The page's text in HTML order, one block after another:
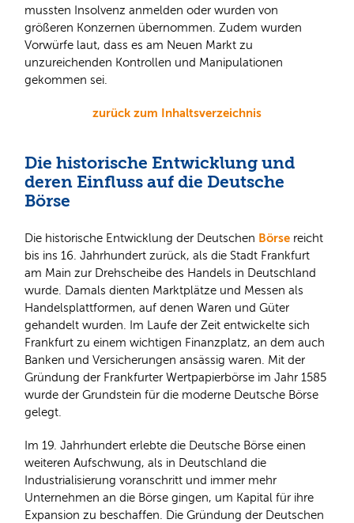
mussten Insolvenz anmelden oder wurden von
größeren Konzernen übernommen. Zudem wurden
Vorwürfe laut, dass es am Neuen Markt zu
unzureichenden Kontrollen und Manipulationen
gekommen sei.
zurück zum Inhaltsverzeichnis
Die historische Entwicklung und
deren Einfluss auf die Deutsche
Börse
Die historische Entwicklung der Deutschen Börse reicht
bis ins 16. Jahrhundert zurück, als die Stadt Frankfurt
am Main zur Drehscheibe des Handels in Deutschland
wurde. Damals dienten Marktplätze und Messen als
Handelsplattformen, auf denen Waren und Güter
gehandelt wurden. Im Laufe der Zeit entwickelte sich
Frankfurt zu einem wichtigen Finanzplatz, an dem auch
Banken und Versicherungen ansässig waren. Mit der
Gründung der Frankfurter Wertpapierbörse im Jahr 1585
wurde der Grundstein für die moderne Deutsche Börse
gelegt.
Im 19. Jahrhundert erlebte die Deutsche Börse einen
weiteren Aufschwung, als in Deutschland die
Industrialisierung voranschritt und immer mehr
Unternehmen an die Börse gingen, um Kapital für ihre
Expansion zu beschaffen. Die Gründung der Deutschen